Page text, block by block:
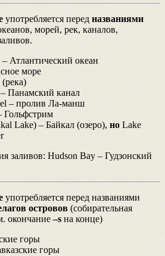
употребляется перед названиями
морей, рек, каналов,
Атлантический океан
море
Панамский канал
– пролив Ла-манш
Гольфстрим
Lake) – Байкал (озеро), но Lake
заливов: Hudson Bay – Гудзонский
употребляется перед названиями
островов (собирательная
окончание–s на конце)
горы
горы